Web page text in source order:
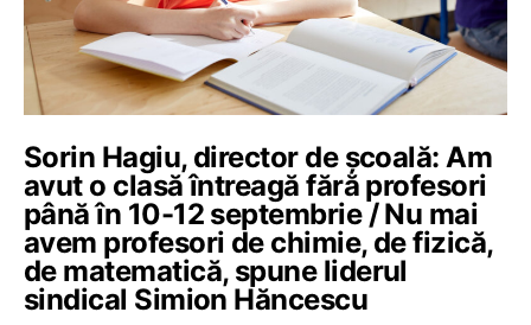
Sorin Hagiu, director de școală: Am
avut o clasă întreagă fără profesori
până în 10-12 septembrie / Nu mai
avem profesori de chimie, de fizică,
de matematică, spune liderul
sindical Simion Hăncescu